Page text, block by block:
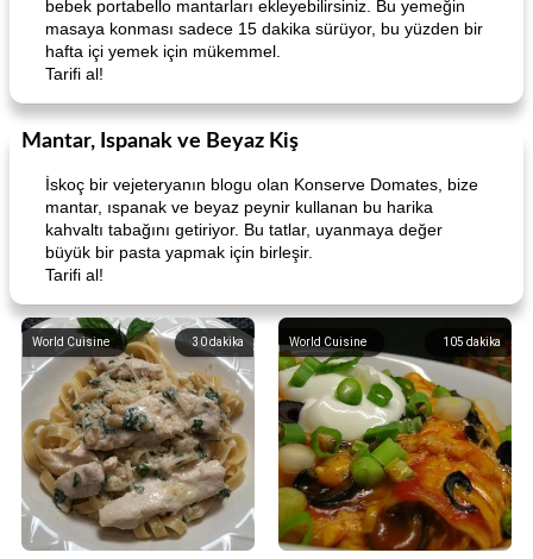
bebek portabello mantarları ekleyebilirsiniz. Bu yemeğin
masaya konması sadece 15 dakika sürüyor, bu yüzden bir
hafta içi yemek için mükemmel.
Tarifi al!
Mantar, Ispanak ve Beyaz Kiş
İskoç bir vejeteryanın blogu olan Konserve Domates, bize
mantar, ıspanak ve beyaz peynir kullanan bu harika
kahvaltı tabağını getiriyor. Bu tatlar, uyanmaya değer
büyük bir pasta yapmak için birleşir.
Tarifi al!
30dakika
World Cuisine 105 dakika
World Cuisine